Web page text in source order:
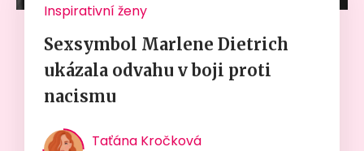
Inspirativní ženy
Sexsymbol Marlene Dietrich
ukázala odvahu v boji proti
nacismu
Taťána Kročková